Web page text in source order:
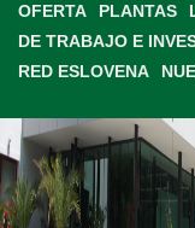
OFERTA
PLANTAS
DE TRABAJO E
RED ESLOVENA